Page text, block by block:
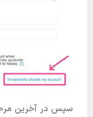
سپس در آخرین